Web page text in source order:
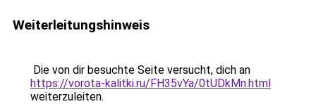
Weiterleitungshinweis
Die von dir besuchte Seite versucht, dich an
https://vorota-kalitki.ru/FH35vYa/0tUDkMn.html
weiterzuleiten.